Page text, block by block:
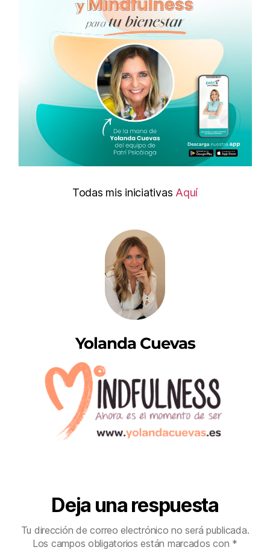
Todas mis iniciativas Aquí
Yolanda Cuevas
Deja una respuesta
Tu dirección de correo electrónico no será publicada.
Los campos obligatorios están marcados con *